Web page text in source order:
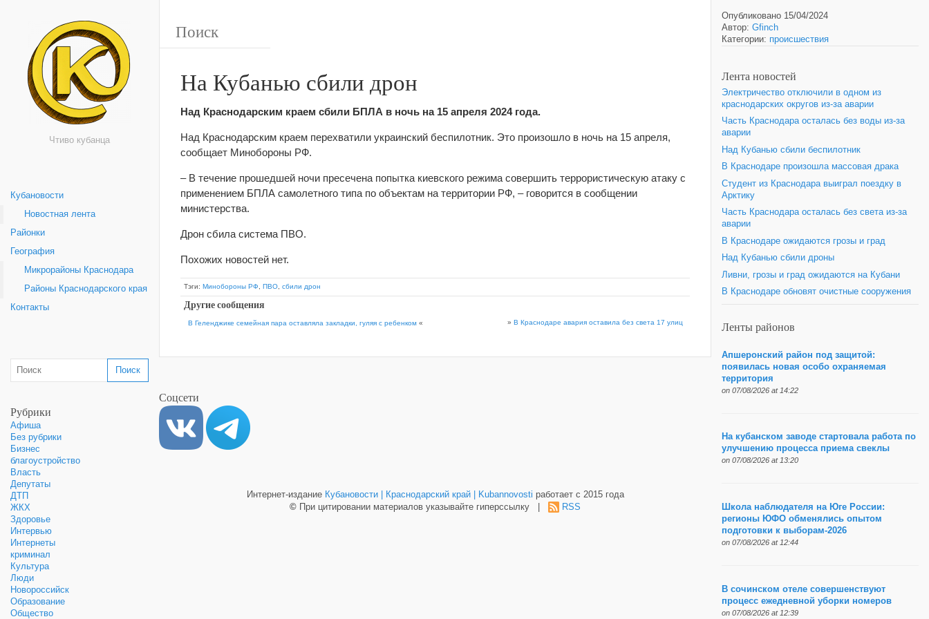
Чтиво кубанца
Кубановости
Новостная лента
Районки
География
Микрорайоны Краснодара
Районы Краснодарского края
Контакты
Рубрики
Афиша
Без рубрики
Бизнес
благоустройство
Власть
Депутаты
ДТП
ЖКХ
Здоровье
Интервью
Интернеты
криминал
Культура
Люди
Новороссийск
Образование
Общество
На Кубанью сбили дрон
Над Краснодарским краем сбили БПЛА в ночь на 15 апреля 2024 года.
Над Краснодарским краем перехватили украинский беспилотник. Это произошло в ночь на 15 апреля,
сообщает Минобороны РФ.
– В течение прошедшей ночи пресечена попытка киевского режима совершить террористическую атаку c
применением БПЛА самолетного типа по объектам на территории РФ, – говорится в сообщении
министерства.
Дрон сбила система ПВО.
Похожих новостей нет.
Тэги: Минобороны РФ ПВО сбили дрон
Другие сообщения
В Геленджике семейная пара оставляла закладки, гуляя с ребенком « » В Краснодаре авария оставила без света 17 улиц
Опубликовано 15/04/2024
Автор: Gfinch
Категории: происшествия
Лента новостей
Электричество отключили в одном из
краснодарских округов из-за аварии
Часть Краснодара осталась без воды из-за
аварии
Над Кубанью сбили беспилотник
В Краснодаре произошла массовая драка
Студент из Краснодара выиграл поездку в
Арктику
Часть Краснодара осталась без света из-за
аварии
В Краснодаре ожидаются грозы и град
Над Кубанью сбили дроны
Ливни, грозы и град ожидаются на Кубани
В Краснодаре обновят очистные сооружения
Ленты районов
Апшеронский район под защитой:
появилась новая особо охраняемая
территория
on 07/08/2026 at 14:22
На кубанском заводе стартовала работа по
улучшению процесса приема свеклы
on 07/08/2026 at 13:20
Школа наблюдателя на Юге России:
регионы ЮФО обменялись опытом
подготовки к выборам-2026
on 07/08/2026 at 12:44
В сочинском отеле совершенствуют
процесс ежедневной уборки номеров
on 07/08/2026 at 12:39
Соцсети
Интернет-издание Кубановости | Краснодарский край | Kubannovosti работает с 2015 года
© При цитировании материалов указывайте гиперссылку | RSS